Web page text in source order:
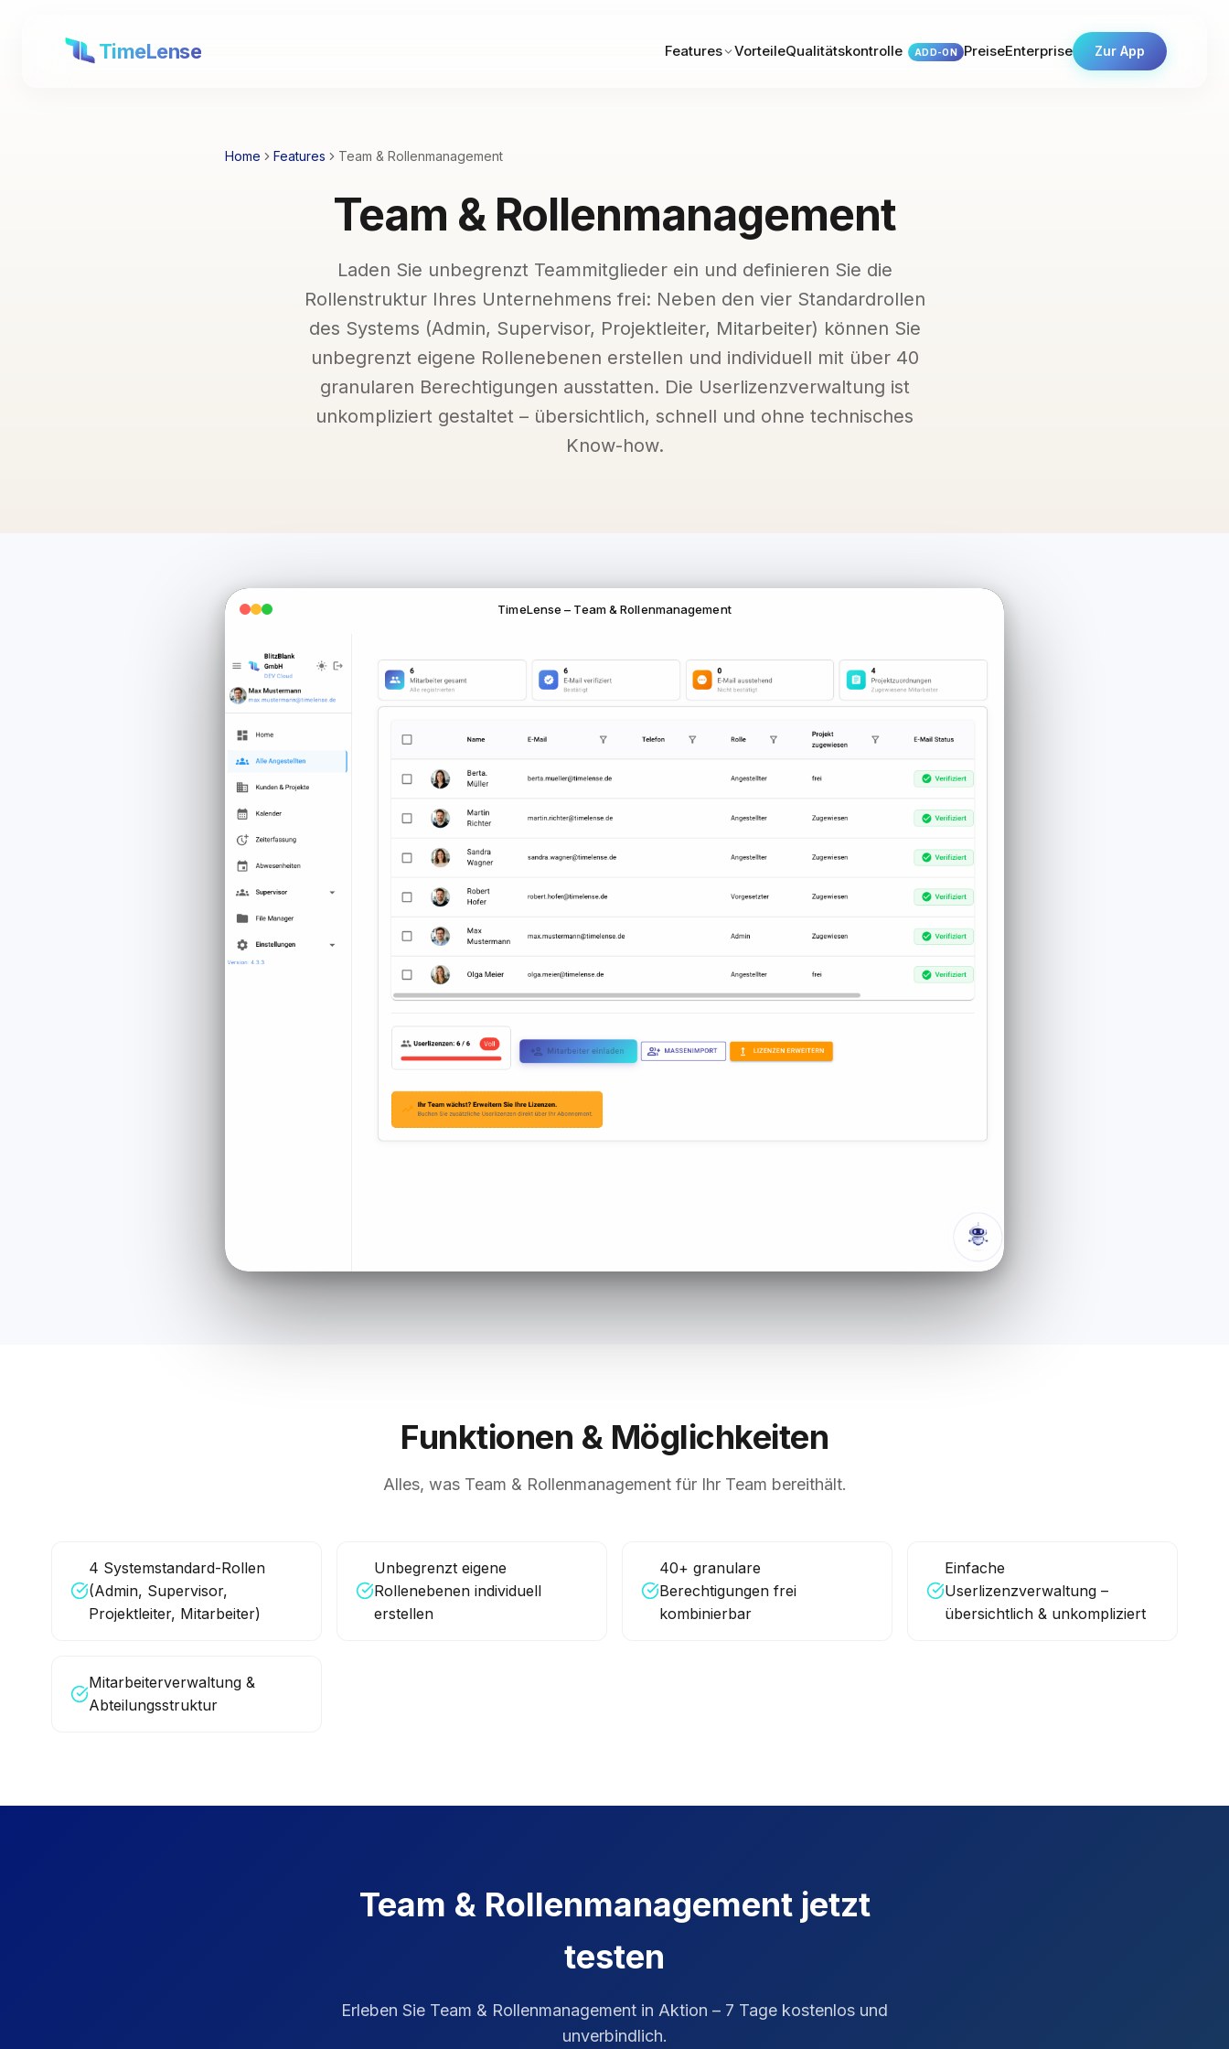
TimeLense Features VorteileQualitätskontrolle ADD-ON PreiseEnterprise Zur App
Home Features Team & Rollenmanagement
Team & Rollenmanagement
Laden Sie unbegrenzt Teammitglieder ein und definieren Sie die
Rollenstruktur Ihres Unternehmens frei: Neben den vier Standardrollen
des Systems (Admin, Supervisor, Projektleiter, Mitarbeiter) können Sie
unbegrenzt eigene Rollenebenen erstellen und individuell mit über 40
granularen Berechtigungen ausstatten. Die Userlizenzverwaltung ist
unkompliziert gestaltet – übersichtlich, schnell und ohne technisches
Know-how.
TimeLense – Team & Rollenmanagement
Funktionen & Möglichkeiten
Alles, was Team & Rollenmanagementfür Ihr Team bereithält.
4 Systemstandard-Rollen
(Admin, Supervisor,
Projektleiter, Mitarbeiter)
Unbegrenzt eigene
Rollenebenen individuell
erstellen
40+ granulare
Berechtigungen frei
kombinierbar
Einfache
Userlizenzverwaltung –
übersichtlich & unkompliziert
Mitarbeiterverwaltung &
Abteilungsstruktur
Team & Rollenmanagementjetzt
testen
Erleben Sie Team & Rollenmanagement in Aktion – 7 Tage kostenlos und
unverbindlich.